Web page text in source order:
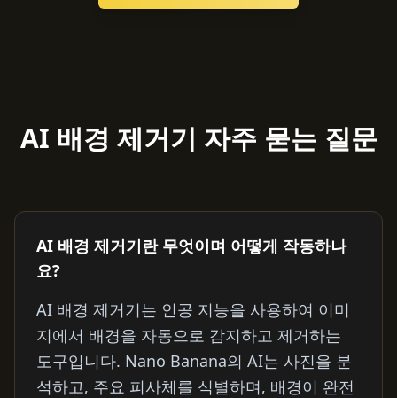
AI 배경 제거기 자주 묻는 질문
AI 배경 제거기란 무엇이며 어떻게 작동하나
요?
AI 배경 제거기는 인공 지능을 사용하여 이미
지에서 배경을 자동으로 감지하고 제거하는
도구입니다. Nano Banana의 AI는 사진을 분
석하고, 주요 피사체를 식별하며, 배경이 완전